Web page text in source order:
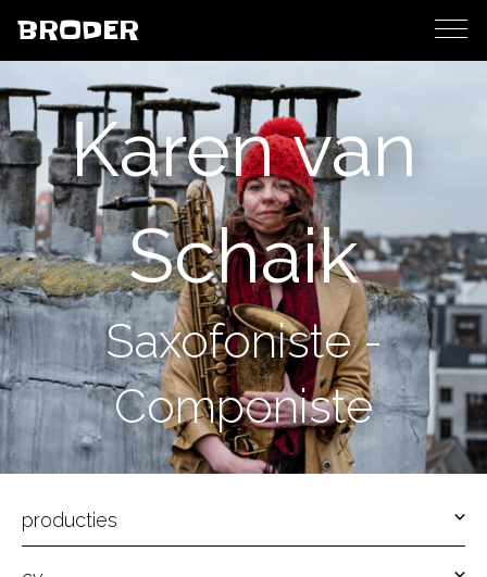
BRODER
Karen van
Schaik
Saxofoniste -
Componiste
producties